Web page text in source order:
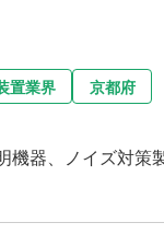
置業界 京都府
器、ノイズ対策